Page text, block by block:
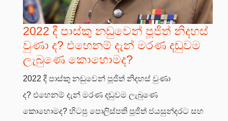
2022 දී පාස්කු නඩුවෙන් පූජිත් නිදහස්
වුණා ද? එහෙනම් දැන් මරණ දඬුවම
ලැබුණෙ කොහොමද?
2022 දී පාස්කු නඩුවෙන් පූජිත් නිදහස් වුණා
ද? එහෙනම් දැන් මරණ දඬුවම ලැබුණෙ
කොහොමද? හිටපු පොලිස්පති පූජිත් ජයසුන්දරට සහ